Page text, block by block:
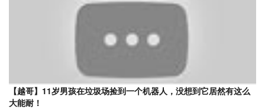
【越哥】11岁男孩在垃圾场捡到一个机器人，没想到它居然有这么
大能耐！